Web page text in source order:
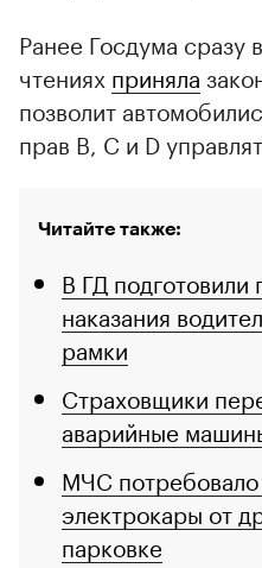
Ранее Госдума сразу
чтениях приняла
позволит
прав B, C и D
Читайте также:
В ГД подготовили
наказания
рамки
Страховщики
аварийные
МЧС потребовало
электрокары от
парковке